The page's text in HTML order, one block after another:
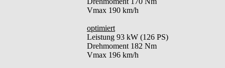
Vmax 190 km/h
optimiert
Leistung 93 kW (126 PS)
Drehmoment 182 Nm
Vmax 196 km/h